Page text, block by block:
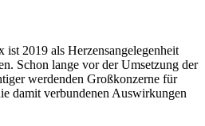
2019 als Herzensangelegenheit
Schon lange vor der Umsetzung der
werdenden Großkonzerne für
damit verbundenen Auswirkungen